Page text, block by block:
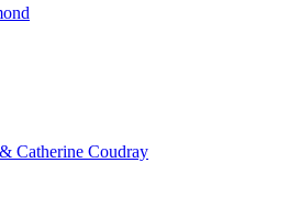
Catherine Coudray